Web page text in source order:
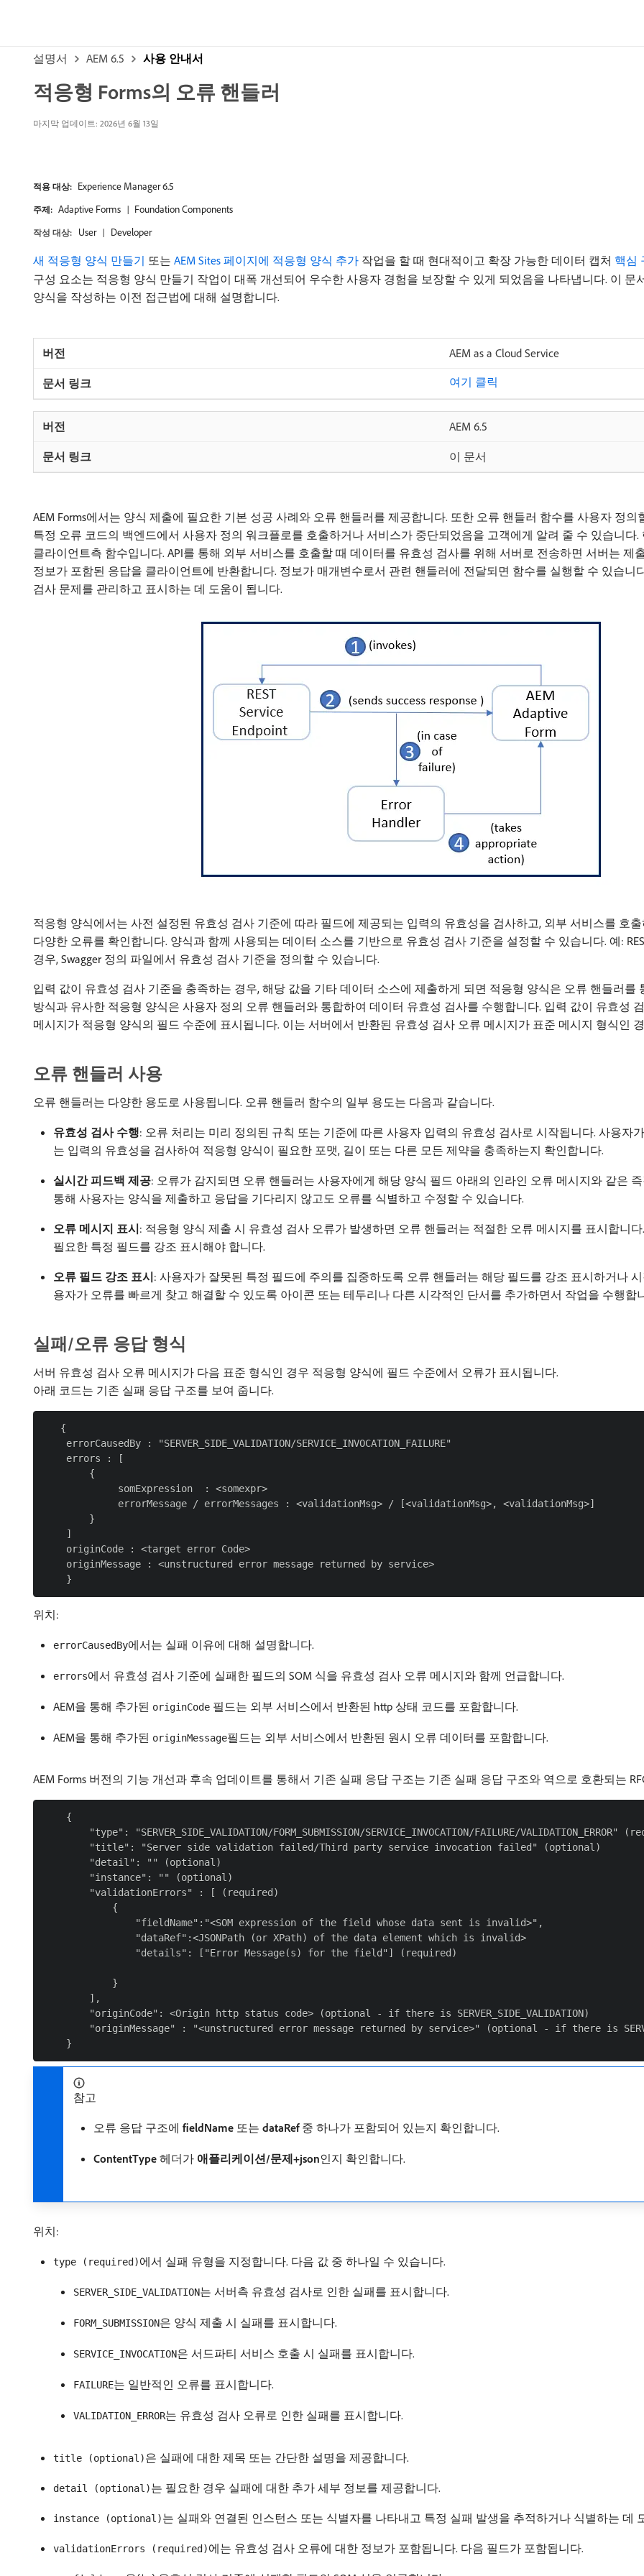
설명서 AEM 6.5 사용 안내서
적응형 Forms의 오류 핸들러
마지막 업데이트: 2026년 6월 13일
적용 대상: Experience Manager 6.5
주제: Adaptive Forms Foundation Components
작성 대상: User Developer
새 적응형 양식 만들기 또는 AEM Sites 페이지에 적응형 양식 추가 작업을 할 때 현대적이고 확장 가능한 데이터 캡처 핵심
구성 요소는 적응형 양식 만들기 작업이 대폭 개선되어 우수한 사용자 경험을 보장할 수 있게 되었음을 나타냅니다. 이
양식을 작성하는 이전 접근법에 대해 설명합니다.
AEM as a Cloud Service
여기 클릭
AEM 6.5
이 문서
AEM Forms에서는 양식 제출에 필요한 기본 성공 사례와 오류 핸들러를 제공합니다. 또한 오류 핸들러 함수를 사용자 정
특정 오류 코드의 백엔드에서 사용자 정의 워크플로를 호출하거나 서비스가 중단되었음을 고객에게 알려 줄 수 있습니다
클라이언트측 함수입니다. API를 통해 외부 서비스를 호출할 때 데이터를 유효성 검사를 위해 서버로 전송하면 서버는 제
정보가 포함된 응답을 클라이언트에 반환합니다. 정보가 매개변수로서 관련 핸들러에 전달되면 함수를 실행할 수 있습니
검사 문제를 관리하고 표시하는 데 도움이 됩니다.
적응형 양식에서는 사전 설정된 유효성 검사 기준에 따라 필드에 제공되는 입력의 유효성을 검사하고, 외부 서비스를 호
다양한 오류를 확인합니다. 양식과 함께 사용되는 데이터 소스를 기반으로 유효성 검사 기준을 설정할 수 있습니다. 예:
경우, Swagger 정의 파일에서 유효성 검사 기준을 정의할 수 있습니다.
입력 값이 유효성 검사 기준을 충족하는 경우, 해당 값을 기타 데이터 소스에 제출하게 되면 적응형 양식은 오류 핸들러를
방식과 유사한 적응형 양식은 사용자 정의 오류 핸들러와 통합하여 데이터 유효성 검사를 수행합니다. 입력 값이 유효성
메시지가 적응형 양식의 필드 수준에 표시됩니다. 이는 서버에서 반환된 유효성 검사 오류 메시지가 표준 메시지 형식인
오류 핸들러 사용
오류 핸들러는 다양한 용도로 사용됩니다. 오류 핸들러 함수의 일부 용도는 다음과 같습니다.
유효성 검사 수행: 오류 처리는 미리 정의된 규칙 또는 기준에 따른 사용자 입력의 유효성 검사로 시작됩니다. 사용자
는 입력의 유효성을 검사하여 적응형 양식이 필요한 포맷, 길이 또는 다른 모든 제약을 충족하는지 확인합니다.
실시간 피드백 제공: 오류가 감지되면 오류 핸들러는 사용자에게 해당 양식 필드 아래의 인라인 오류 메시지와 같은
통해 사용자는 양식을 제출하고 응답을 기다리지 않고도 오류를 식별하고 수정할 수 있습니다.
오류 메시지 표시: 적응형 양식 제출 시 유효성 검사 오류가 발생하면 오류 핸들러는 적절한 오류 메시지를 표시합니
필요한 특정 필드를 강조 표시해야 합니다.
오류 필드 강조 표시: 사용자가 잘못된 특정 필드에 주의를 집중하도록 오류 핸들러는 해당 필드를 강조 표시하거나
용자가 오류를 빠르게 찾고 해결할 수 있도록 아이콘 또는 테두리나 다른 시각적인 단서를 추가하면서 작업을 수행합
실패/오류 응답 형식
서버 유효성 검사 오류 메시지가 다음 표준 형식인 경우 적응형 양식에 필드 수준에서 오류가 표시됩니다.
아래 코드는 기존 실패 응답 구조를 보여 줍니다.
   {
    errorCausedBy : "SERVER_SIDE_VALIDATION/SERVICE_INVOCATION_FAILURE"
    errors : [
        {
             somExpression  : <somexpr>
             errorMessage / errorMessages : <validationMsg> / [<validationMsg>, <validationMsg>]
        }
    ]
    originCode : <target error Code>
    originMessage : <unstructured error message returned by service>
위치:
errorCausedBy에서는 실패 이유에 대해 설명합니다.
errors에서 유효성 검사 기준에 실패한 필드의 SOM 식을 유효성 검사 오류 메시지와 함께 언급합니다.
AEM을 통해 추가된 originCode 필드는 외부 서비스에서 반환된 http 상태 코드를 포함합니다.
AEM을 통해 추가된 originMessage필드는 외부 서비스에서 반환된 원시 오류 데이터를 포함합니다.
AEM Forms 버전의 기능 개선과 후속 업데이트를 통해서 기존 실패 응답 구조는 기존 실패 응답 구조와 역으로 호환되는
    {
"type": "SERVER_SIDE_VALIDATION/FORM_SUBMISSION/SERVICE_INVOCATION/FAILURE/VALIDATION_ERROR"
        "title": "Server side validation failed/Third party service invocation failed" (optional)
        "detail": "" (optional)
        "instance": "" (optional)
        "validationErrors" : [ (required)
            {
                "fieldName":"<SOM expression of the field whose data sent is invalid>",
                "dataRef":<JSONPath (or XPath) of the data element which is invalid>
                "details": ["Error Message(s) for the field"] (required)
            }
        ],
        "originCode": <Origin http status code> (optional - if there is SERVER_SIDE_VALIDATION)
"originMessage" : "<unstructured error message returned by service>" (optional - if there is
참고
오류 응답 구조에 fieldName 또는 dataRef중 하나가 포함되어 있는지 확인합니다.
ContentType 헤더가 애플리케이션/문제+json​인지 확인합니다.
위치:
type (required)에서 실패 유형을 지정합니다. 다음 값 중 하나일 수 있습니다.
SERVER_SIDE_VALIDATION는 서버측 유효성 검사로 인한 실패를 표시합니다.
FORM_SUBMISSION은 양식 제출 시 실패를 표시합니다.
SERVICE_INVOCATION은 서드파티 서비스 호출 시 실패를 표시합니다.
FAILURE는 일반적인 오류를 표시합니다.
VALIDATION_ERROR는 유효성 검사 오류로 인한 실패를 표시합니다.
title (optional)은 실패에 대한 제목 또는 간단한 설명을 제공합니다.
detail (optional)는 필요한 경우 실패에 대한 추가 세부 정보를 제공합니다.
instance (optional)는 실패와 연결된 인스턴스 또는 식별자를 나타내고 특정 실패 발생을 추적하거나 식별하는 데
validationErrors (required)에는 유효성 검사 오류에 대한 정보가 포함됩니다. 다음 필드가 포함됩니다.